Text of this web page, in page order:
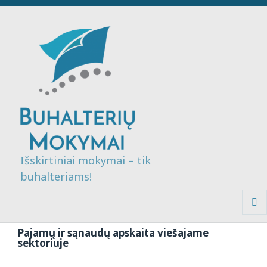
Išskirtiniai mokymai – tik
buhalteriams!
Pajamų ir sąnaudų apskaita viešajame
sektoriuje